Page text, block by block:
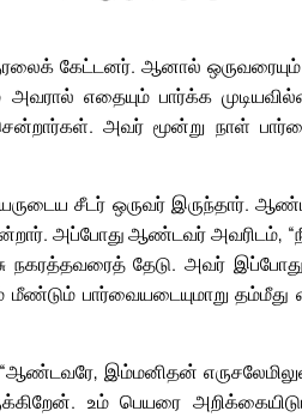
கேட்டனர். ஆனால் ஒருவரையும்
அவரால் எதையும் பார்க்க
அவர் மூன்று நாள்
சீடர் ஒருவர் இருந்தார்.
அப்போது ஆண்டவர் அவரிடம், “நீ
நகரத்தவரைத் தேடு. அவர்
மீண்டும் பார்வையடையுமாறு
“ஆண்டவரே, இம்மனிதன்
உம் பெயரை